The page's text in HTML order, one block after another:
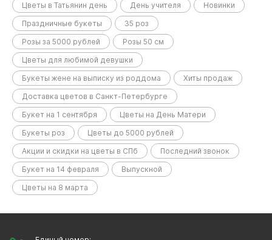
Цветы в Татьянин день
День учителя
Новинки
Праздничные букеты
35 роз
Розы за 5000 рублей
Розы 50 см
Цветы для любимой девушки
Букеты жене на выписку из роддома
Хиты продаж
Доставка цветов в Санкт-Петербурге
Букет на 1 сентября
Цветы на День Матери
Букеты роз
Цветы до 5000 рублей
Акции и скидки на цветы в СПб
Последний звонок
Букет на 14 февраля
Выпускной
Цветы на 8 марта